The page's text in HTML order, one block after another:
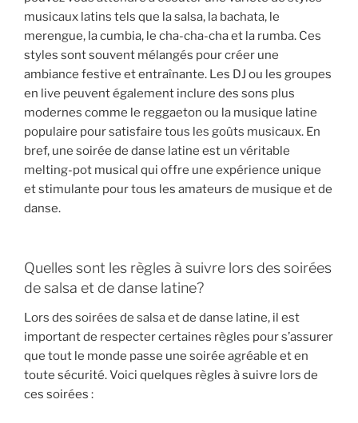
musicaux latins tels que la salsa, la bachata, le
merengue, la cumbia, le cha-cha-cha et la rumba. Ces
styles sont souvent mélangés pour créer une
ambiance festive et entraînante. Les DJ ou les groupes
en live peuvent également inclure des sons plus
modernes comme le reggaeton ou la musique latine
populaire pour satisfaire tous les goûts musicaux. En
bref, une soirée de danse latine est un véritable
melting-pot musical qui offre une expérience unique
et stimulante pour tous les amateurs de musique et de
danse.
Quelles sont les règles à suivre lors des soirées
de salsa et de danse latine?
Lors des soirées de salsa et de danse latine, il est
important de respecter certaines règles pour s’assurer
que tout le monde passe une soirée agréable et en
toute sécurité. Voici quelques règles à suivre lors de
ces soirées :